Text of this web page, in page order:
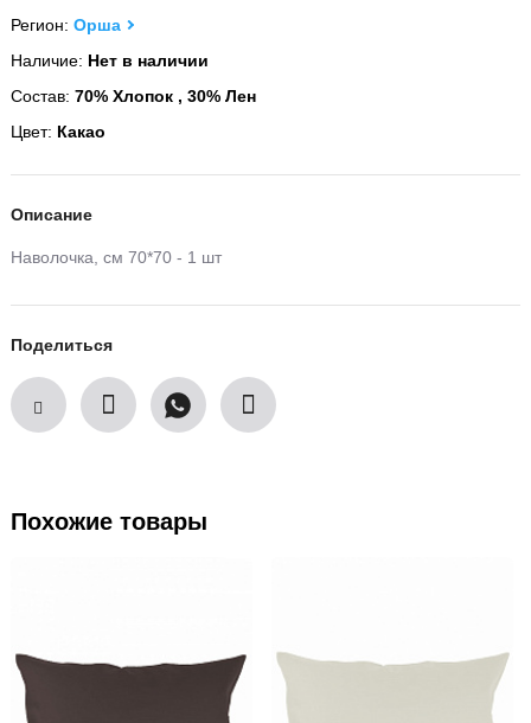
Регион: Орша
Наличие: Нет в наличии
Состав: 70% Хлопок , 30% Лен
Цвет: Какао
Описание
Наволочка, см 70*70 - 1 шт
Поделиться
Похожие товары